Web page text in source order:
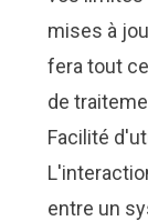
mises à
fera tout
de
Facilité
entre un